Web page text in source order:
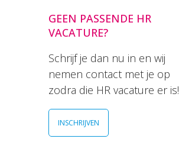
GEEN PASSENDE HR
VACATURE?
Schrijf je dan nu in en wij
nemen contact met je op
zodra die HR vacature er is!
INSCHRIJVEN